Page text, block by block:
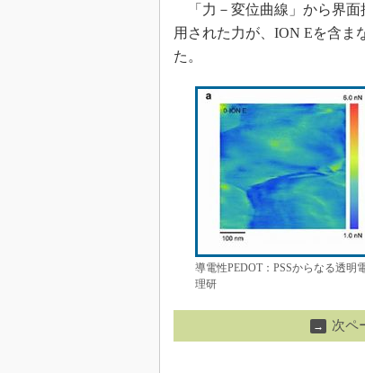
「力－変位曲線」から界面
用された力が、ION Eを含ま
た。
導電性PEDOT：PSSからなる透明
理研
→ 次ペ